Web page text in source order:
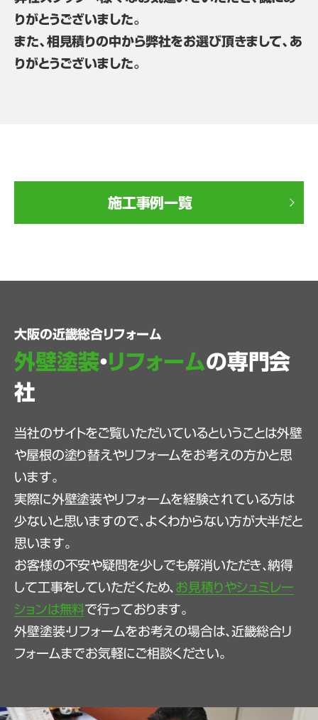
りがとうございました。
また、相見積りの中から弊社をお選び頂きまして、あ
りがとうございました。
施工事例一覧
大阪の近畿総合リフォーム
外壁塗装・リフォームの専門会
社
当社のサイトをご覧いただいているということは外壁
や屋根の塗り替えやリフォームをお考えの方かと思
います。
実際に外壁塗装やリフォームを経験されている方は
少ないと思いますので、よくわからない方が大半だと
思います。
お客様の不安や疑問を少しでも解消いただき、納得
して工事をしていただくため、 お見積りやシュミレー
ションは無料で行っております。
外壁塗装・リフォームをお考えの場合は、近畿総合リ
フォームまでお気軽にご相談ください。